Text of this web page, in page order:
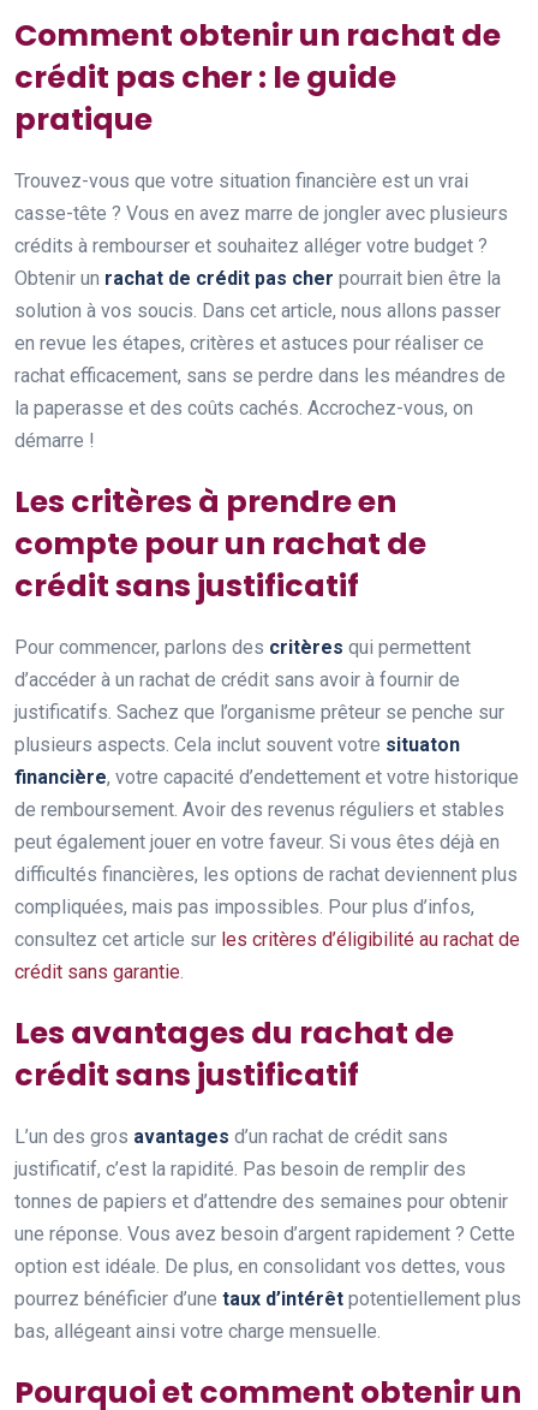
Comment obtenir un rachat de
crédit pas cher : le guide
pratique
Trouvez-vous que votre situation financière est un vrai
casse-tête ? Vous en avez marre de jongler avec plusieurs
crédits à rembourser et souhaitez alléger votre budget ?
Obtenir un rachat de crédit pas cher pourrait bien être la
solution à vos soucis. Dans cet article, nous allons passer
en revue les étapes, critères et astuces pour réaliser ce
rachat efficacement, sans se perdre dans les méandres de
la paperasse et des coûts cachés. Accrochez-vous, on
démarre !
Les critères à prendre en
compte pour un rachat de
crédit sans justificatif
Pour commencer, parlons des critères qui permettent
d’accéder à un rachat de crédit sans avoir à fournir de
justificatifs. Sachez que l’organisme prêteur se penche sur
plusieurs aspects. Cela inclut souvent votre situaton
financière, votre capacité d’endettement et votre historique
de remboursement. Avoir des revenus réguliers et stables
peut également jouer en votre faveur. Si vous êtes déjà en
difficultés financières, les options de rachat deviennent plus
compliquées, mais pas impossibles. Pour plus d’infos,
consultez cet article sur les critères d’éligibilité au rachat de
crédit sans garantie.
Les avantages du rachat de
crédit sans justificatif
L’un des gros avantages d’un rachat de crédit sans
justificatif, c’est la rapidité. Pas besoin de remplir des
tonnes de papiers et d’attendre des semaines pour obtenir
une réponse. Vous avez besoin d’argent rapidement ? Cette
option est idéale. De plus, en consolidant vos dettes, vous
pourrez bénéficier d’une taux d’intérêt potentiellement plus
bas, allégeant ainsi votre charge mensuelle.
Pourquoi et comment obtenir un